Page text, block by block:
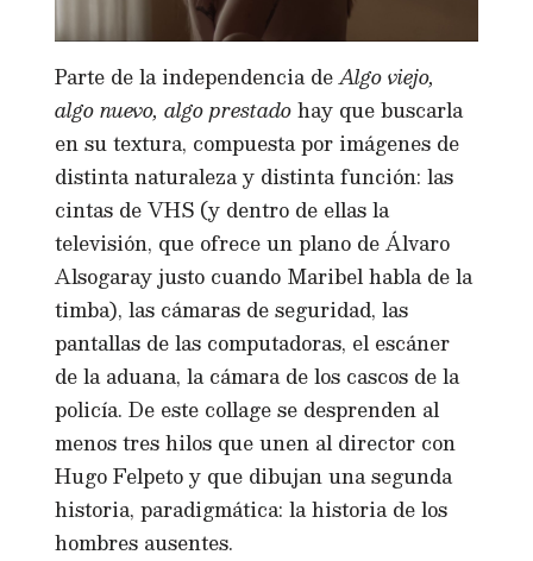
Parte de la independencia deAlgo viejo,
algo nuevo, algo prestadohay que buscarla
en su textura, compuesta por imágenes de
distinta naturaleza y distinta función: las
cintas de VHS (y dentro de ellas la
televisión, que ofrece un plano de Álvaro
Alsogaray justo cuando Maribel habla de la
timba), las cámaras de seguridad, las
pantallas de las computadoras, el escáner
de la aduana, la cámara de los cascos de la
policía. De este collage se desprenden al
menos tres hilos que unen al director con
Hugo Felpeto y que dibujan una segunda
historia, paradigmática: la historia de los
hombres ausentes.